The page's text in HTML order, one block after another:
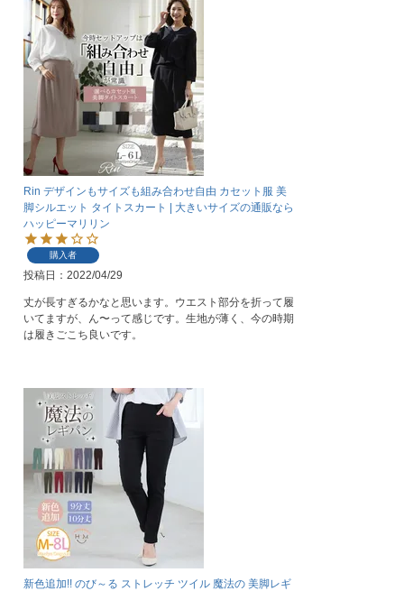
Rin デザインもサイズも組み合わせ自由 カセット服 美
脚シルエット タイトスカート | 大きいサイズの通販なら
ハッピーマリリン
購入者
投稿日 2022/04/29
丈が長すぎるかなと思います。ウエスト部分を折って履
いてますが、ん〜って感じです。生地が薄く、今の時期
は履きごこち良いです。
新色追加!! のび～る ストレッチ ツイル 魔法の 美脚レギ